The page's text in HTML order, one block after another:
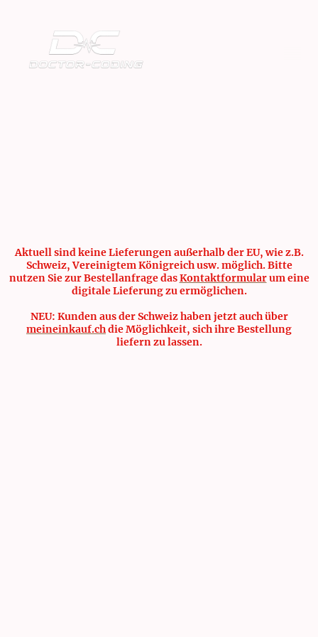
Aktuell sind keine Lieferungen außerhalb der EU, wie z.B.
Schweiz, Vereinigtem Königreich usw. möglich. Bitte
nutzen Sie zur Bestellanfrage dasKontaktformularum eine
digitale Lieferung zu ermöglichen.
NEU: Kunden aus der Schweiz haben jetzt auch über
meineinkauf.chdie Möglichkeit, sich ihre Bestellung
liefern zu lassen.